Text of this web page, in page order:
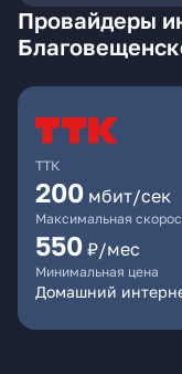
Провайдеры
ТТК
200 мбит/сек
Максимальная
550 ₽/мес
Минимальная цена
Домашний